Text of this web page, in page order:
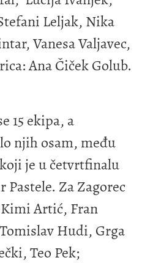
Leljak, Nika
Vanesa Valjavec,
Ana Čiček Golub.
15 ekipa, a
njih osam, među
je u četvrtfinalu
Za Zagorec
Artić, Fran
Hudi, Grga
Teo Pek;